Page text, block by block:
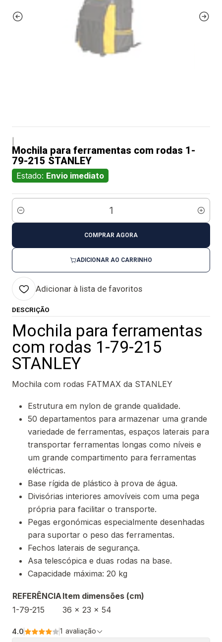
Mochila para ferramentas com rodas 1-
79-215 STANLEY
Estado: Envio imediato
Quantidade
ADICIONAR AO CARRINHO
COMPRAR AGORA
Adicionar à lista de favoritos
DESCRIÇÃO
Mochila para ferramentas
com rodas 1-79-215
STANLEY
Mochila com rodas FATMAX da STANLEY
Estrutura em nylon de grande qualidade.
50 departamentos para armazenar uma grande
variedade de ferramentas, espaços laterais para
transportar ferramentas longas como níveis e
um grande compartimento para ferramentas
eléctricas.
Base rígida de plástico à prova de água.
Divisórias interiores amovíveis com uma pega
própria para facilitar o transporte.
Pegas ergonómicas especialmente desenhadas
para suportar o peso das ferramentas.
Fechos laterais de segurança.
Asa telescópica e duas rodas na base.
Capacidade máxima: 20 kg
REFERÊNCIAItem dimensões (cm)
1-79-215
36 x 23 x 54
4.0 1 avaliação